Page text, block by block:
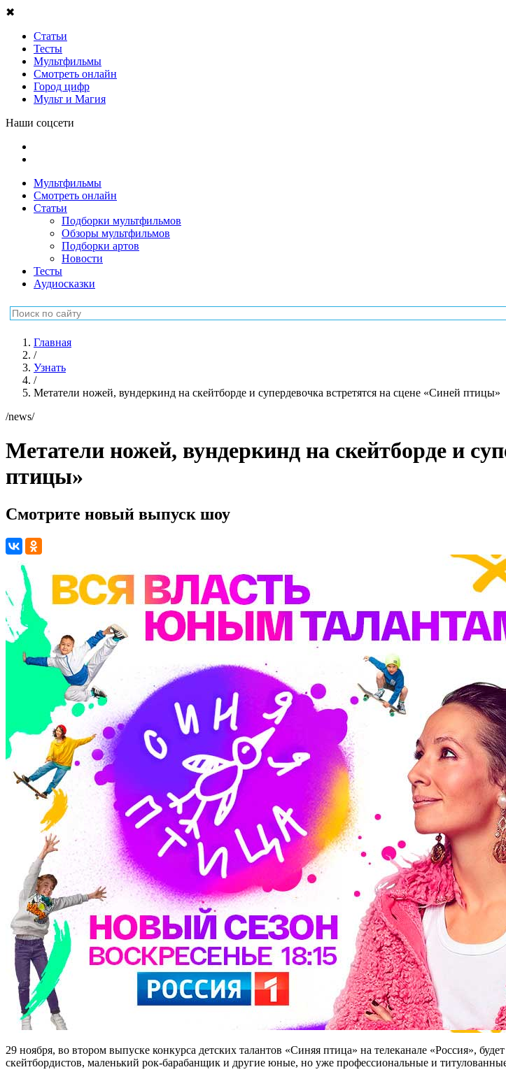
✖
Статьи
Тесты
Мультфильмы
Смотреть онлайн
Город цифр
Мульт и Магия
Наши соцсети
Мультфильмы
Смотреть онлайн
Статьи
Подборки мультфильмов
Обзоры мультфильмов
Подборки артов
Новости
Тесты
Аудиосказки
Главная
/
Узнать
/
Метатели ножей, вундеркинд на скейтборде и супердевочка встретятся на сцене «Синей птицы»
/news/
Метатели ножей, вундеркинд на скейтборде и
птицы»
Смотрите новый выпуск шоу
29 ноября, во втором выпуске конкурса детских талантов «Синяя птица» на телеканале «Россия»,
скейтбордистов, маленький рок-барабанщик и другие юные, но уже профессиональные и